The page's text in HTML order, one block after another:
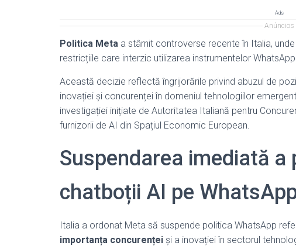
Ads
Anúncios
Politica Meta a stârnit controverse recente în Italia,
restricțiile care interzic utilizarea instrumentelor
Această decizie reflectă îngrijorările privind abuzul de
inovației și concurenței în domeniul tehnologiilor
investigației inițiate de Autoritatea Italiană pentru
furnizorii de AI din Spațiul Economic European.
Suspendarea imediată
chatboții AI pe
Italia a ordonat Meta să suspende politica WhatsApp
importanța concurenței și a inovației în sectorul